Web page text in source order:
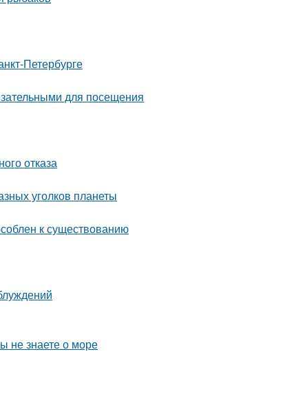
Петербурге
для посещения
отказа
уголков планеты
к существованию
не знаете о море